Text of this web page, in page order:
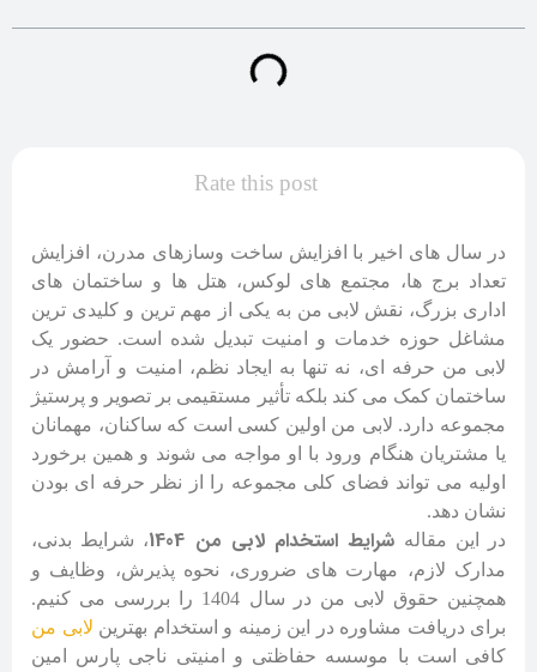
Rate this post
در سال های اخیر با افزایش ساخت وسازهای مدرن، افزایش
تعداد برج ها، مجتمع های لوکس، هتل ها و ساختمان های
اداری بزرگ، نقش لابی من به یکی از مهم ترین و کلیدی ترین
مشاغل حوزه خدمات و امنیت تبدیل شده است. حضور یک
لابی من حرفه ای، نه تنها به ایجاد نظم، امنیت و آرامش در
ساختمان کمک می کند بلکه تأثیر مستقیمی بر تصویر و پرستیژ
مجموعه دارد. لابی من اولین کسی است که ساکنان، مهمانان
یا مشتریان هنگام ورود با او مواجه می شوند و همین برخورد
اولیه می تواند فضای کلی مجموعه را از نظر حرفه ای بودن
نشان دهد.
در این مقاله شرایط استخدام لابی من 1404
، شرایط بدنی،
مدارک لازم، مهارت های ضروری، نحوه پذیرش، وظایف و
همچنین حقوق لابی من در سال 1404 را بررسی می کنیم.
برای دریافت مشاوره در این زمینه و استخدام بهترین لابی من
کافی است با موسسه حفاظتی و امنیتی ناجی پارس امین